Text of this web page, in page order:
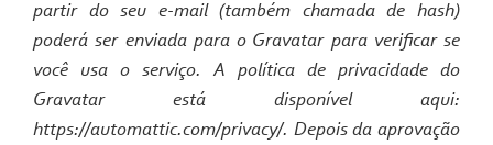
partir do seu e-mail (também chamada de hash)
poderá ser enviada para o Gravatar para verificar se
você usa o serviço. A política de privacidade do
Gravatar está disponível aqui:
https://automattic.com/privacy/. Depois da aprovação